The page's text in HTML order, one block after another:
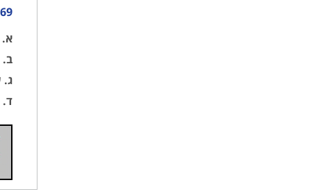
169) איזה כלי שיט יציג
א.
ב.
ג.
ד.